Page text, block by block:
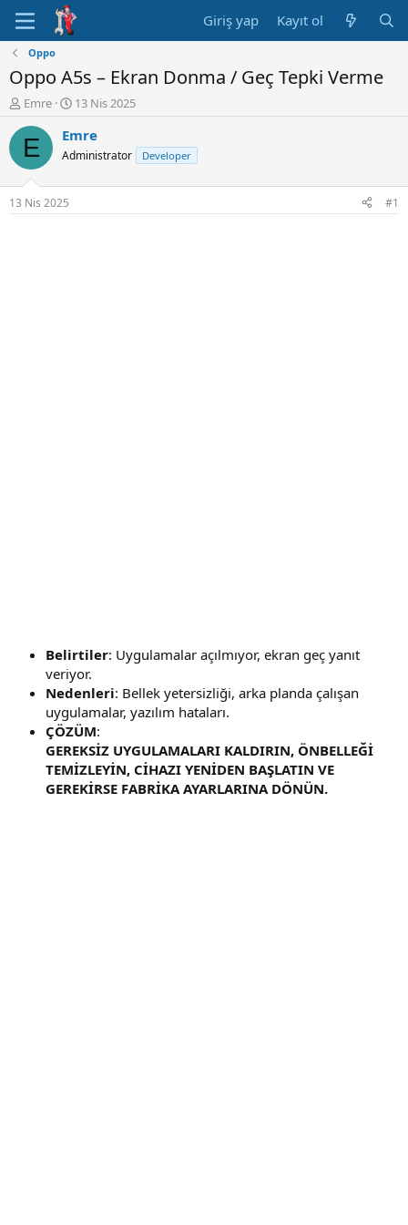
Giriş yap Kayıt ol
Oppo
Oppo A5s – Ekran Donma / Geç Tepki Verme
K
n
u
y
u
B
a
Emre
B
ş
l
n
ı
13 Nis 2025
E Emre
Administrator Developer
13 Nis 2025 #1
Belirtiler: Uygulamalar açılmıyor, ekran geç yanıt
veriyor.
Nedenleri: Bellek yetersizliği, arka planda çalışan
uygulamalar, yazılım hataları.
ÇÖZÜM:
GEREKSİZ UYGULAMALARI KALDIRIN, ÖNBELLEĞİ
TEMİZLEYİN, CİHAZI YENİDEN BAŞLATIN VE
GEREKİRSE FABRİKA AYARLARINA DÖNÜN.